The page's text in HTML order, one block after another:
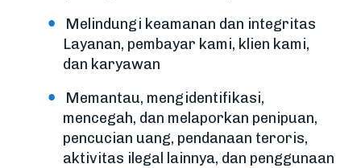
Melindungi keamanan dan integritas
Layanan, pembayar kami, klien kami,
dan karyawan
Memantau, mengidentifikasi,
mencegah, dan melaporkan penipuan,
pencucian uang, pendanaan teroris,
aktivitas ilegal lainnya, dan penggunaan